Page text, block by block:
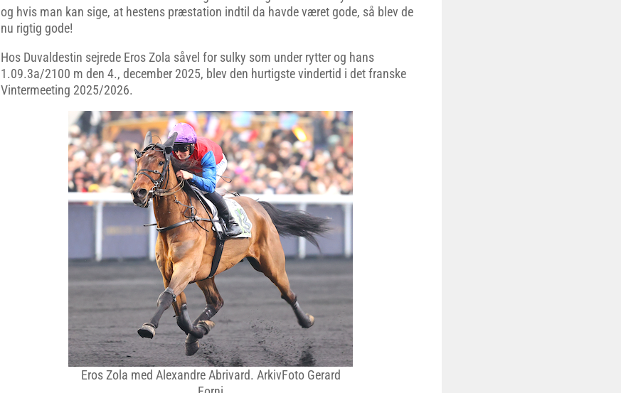
og hvis man kan sige, at hestens præstation indtil da havde været gode, så blev de
nu rigtig gode!
Hos Duvaldestin sejrede Eros Zola såvel for sulky som under rytter og hans
1.09.3a/2100 m den 4., december 2025, blev den hurtigste vindertid i det franske
Vintermeeting 2025/2026.
Eros Zola med Alexandre Abrivard. ArkivFoto Gerard